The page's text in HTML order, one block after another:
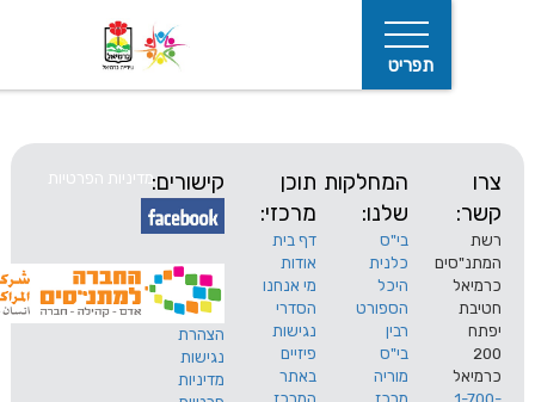
המחלקות
שלנו:
בי"ס
כלנית
היכל
הספורט
רבין
בי"ס
מוריה
תוכן
מרכזי:
דף בית
אודות
מי אנחנו
הסדרי
נגישות
פיזיים
באתר
קישורים:
הצהרת
נגישות
מדיניות
מדיניות הפרטיות